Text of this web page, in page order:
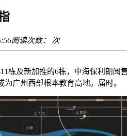
阅读次数： 次
及新加推的6栋，中海保利朗阅
为广州西部根本教育高地。届时。